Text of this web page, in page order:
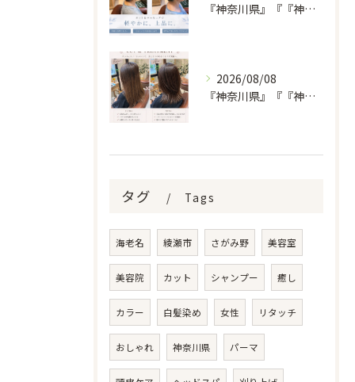
『神奈川県』『『神奈川県』『綾瀬市』『海老名市』『美容室』
2026/08/08
『神奈川県』『『神奈川県』『綾瀬市』『海老名市』『美容室』
タグ Tags
海老名 綾瀬市 さがみ野 美容室
美容院 カット シャンプー 癒し
カラー 白髪染め 女性 リタッチ
おしゃれ 神奈川県 パーマ